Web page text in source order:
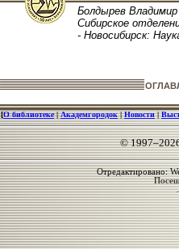
Болдырев Владимир
Сибирское
- Новосибирск:
[О библиотеке|Академгородок|Новости|
©
Отредактировано: